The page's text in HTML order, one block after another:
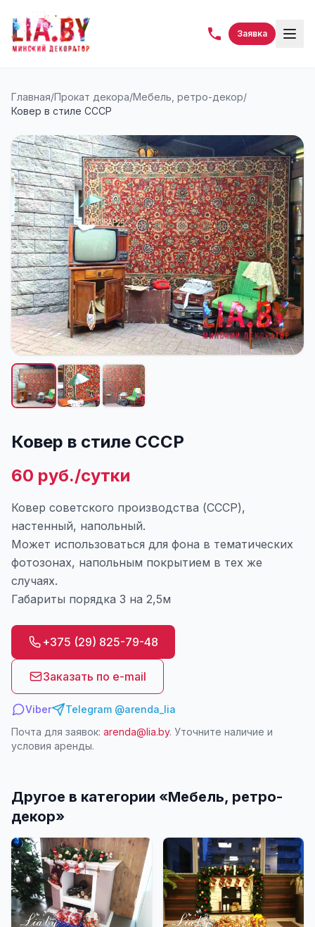
Заявка
Главная/Прокат декора/Мебель, ретро-декор/
Ковер в стиле СССР
Ковер в стиле СССР
60 руб./сутки
Ковер советского производства (СССР),
настенный, напольный.
Может использоваться для фона в тематических
фотозонах, напольным покрытием в тех же
случаях.
Габариты порядка 3 на 2,5м
+375 (29) 825-79-48
Заказать по e-mail
Viber
Telegram @arenda_lia
Почта для заявок: arenda@lia.by. Уточните наличие и
условия аренды.
Другое в категории «Мебель, ретро-
декор»